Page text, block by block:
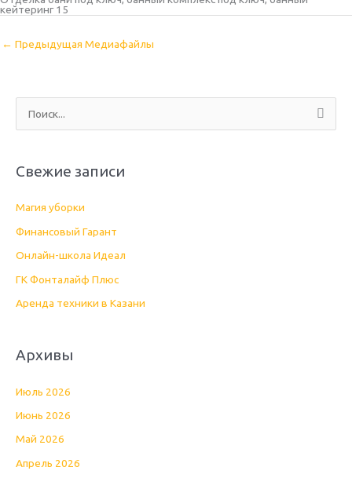
кейтеринг 15
← Предыдущая Медиафайлы
с
к
Свежие записи
Магия уборки
Финансовый Гарант
Онлайн-школа Идеал
ГК Фонталайф Плюс
Аренда техники в Казани
Архивы
Июль 2026
Июнь 2026
Май 2026
Апрель 2026